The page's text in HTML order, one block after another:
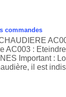
commandes
AC003 :
Important :
il est